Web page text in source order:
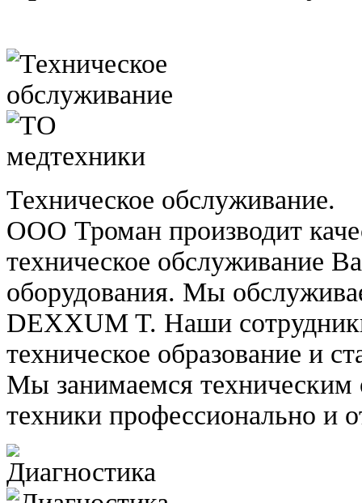
Техническое обслуживание.
ООО Троман производит
техническое обслуживание
оборудования. Мы
DEXXUM T. Наши
техническое образование и
Мы занимаемся
техники профессионально и